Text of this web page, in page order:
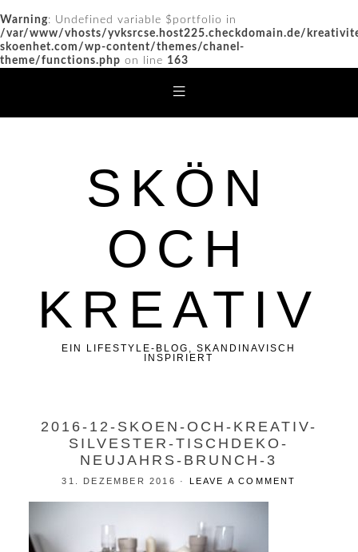
Warning: Undefined variable $portfolio in
/var/www/vhosts/yvksrcse.host225.checkdomain.de/
skoenhet.com/wp-content/themes/chanel-
theme/functions.php on line 163
SKÖN
OCH
KREATIV
EIN LIFESTYLE-BLOG, SKANDINAVISCH
INSPIRIERT
2016-12-SKOEN-OCH-KREATIV-
SILVESTER-TISCHDEKO-
NEUJAHRS-BRUNCH-3
31. DEZEMBER 2016 · LEAVE A COMMENT